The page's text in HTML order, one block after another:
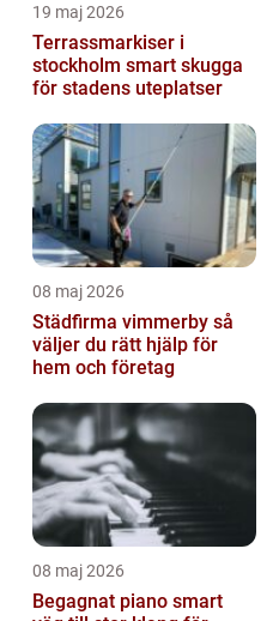
19 maj 2026
Terrassmarkiser i
stockholm smart skugga
för stadens uteplatser
08 maj 2026
Städfirma vimmerby så
väljer du rätt hjälp för
hem och företag
08 maj 2026
Begagnat piano smart